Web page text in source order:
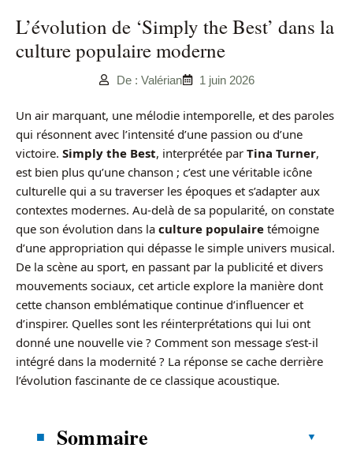
L’évolution de ‘Simply the Best’ dans la
culture populaire moderne
De : Valérian 1 juin 2026
Un air marquant, une mélodie intemporelle, et des paroles
qui résonnent avec l’intensité d’une passion ou d’une
victoire. Simply the Best, interprétée par Tina Turner,
est bien plus qu’une chanson ; c’est une véritable icône
culturelle qui a su traverser les époques et s’adapter aux
contextes modernes. Au-delà de sa popularité, on constate
que son évolution dans la culture populaire témoigne
d’une appropriation qui dépasse le simple univers musical.
De la scène au sport, en passant par la publicité et divers
mouvements sociaux, cet article explore la manière dont
cette chanson emblématique continue d’influencer et
d’inspirer. Quelles sont les réinterprétations qui lui ont
donné une nouvelle vie ? Comment son message s’est-il
intégré dans la modernité ? La réponse se cache derrière
l’évolution fascinante de ce classique acoustique.
Sommaire